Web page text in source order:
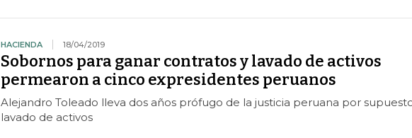
HACIENDA 18/04/2019
Sobornos para ganar contratos y lavado de activos
permearon a cinco expresidentes peruanos
Alejandro Toleado lleva dos años prófugo de la justicia peruana por
lavado de activos